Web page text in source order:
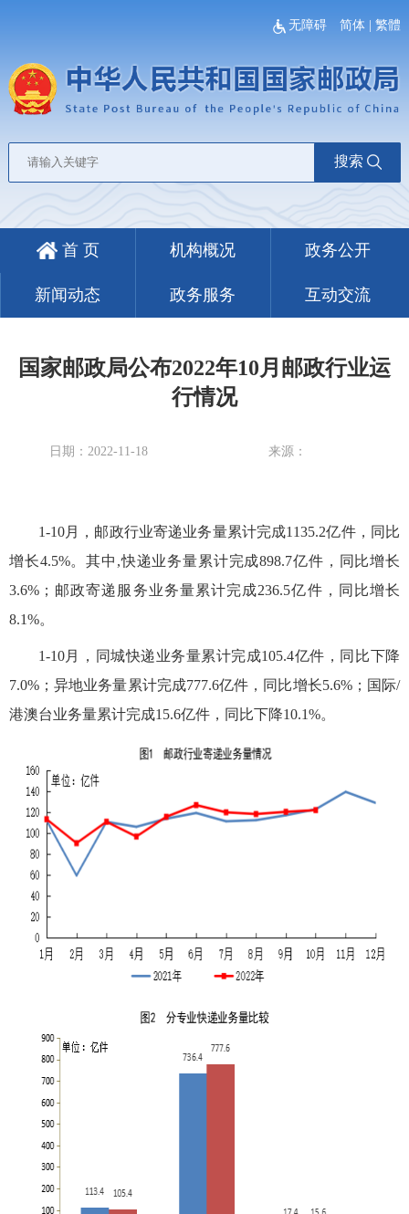
无障碍 简体 |繁體
搜索
首 页 机构概况 政务公开
新闻动态 政务服务 互动交流
国家邮政局公布2022年10月邮政行业运
行情况
日期：2022-11-18 来源：
1-10月，邮政行业寄递业务量累计完成1135.2亿件，同比
增长4.5%。其中,快递业务量累计完成898.7亿件，同比增长
3.6%；邮政寄递服务业务量累计完成236.5亿件，同比增长
8.1%。
1-10月，同城快递业务量累计完成105.4亿件，同比下降
7.0%；异地业务量累计完成777.6亿件，同比增长5.6%；国际/
港澳台业务量累计完成15.6亿件，同比下降10.1%。